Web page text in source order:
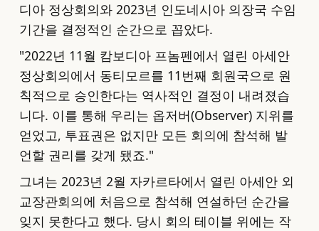
디아 정상회의와 2023년 인도네시아 의장국 수임
기간을 결정적인 순간으로 꼽았다.
"2022년 11월 캄보디아 프놈펜에서 열린 아세안
정상회의에서 동티모르를 11번째 회원국으로 원
칙적으로 승인한다는 역사적인 결정이 내려졌습
니다. 이를 통해 우리는 옵저버(Observer) 지위를
얻었고, 투표권은 없지만 모든 회의에 참석해 발
언할 권리를 갖게 됐죠."
그녀는 2023년 2월 자카르타에서 열린 아세안 외
교장관회의에 처음으로 참석해 연설하던 순간을
잊지 못한다고 했다. 당시 회의 테이블 위에는 작